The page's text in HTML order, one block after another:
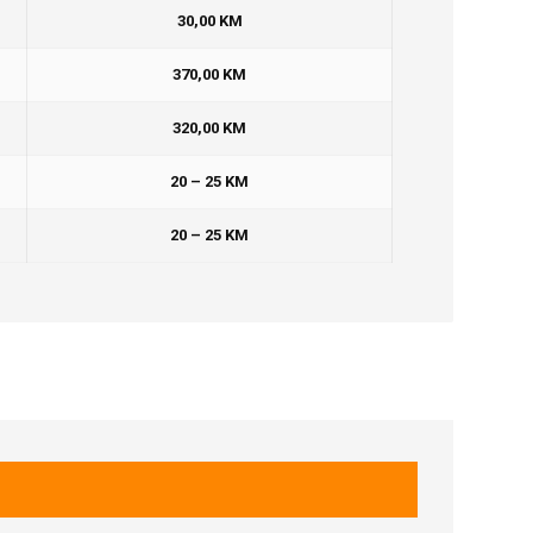
30,00 KM
370,00 KM
320,00 KM
20 – 25 KM
20 – 25 KM